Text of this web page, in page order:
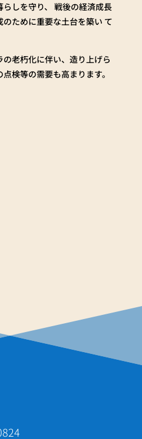
しを守り、 戦後の経済成長
ために重要な土台を築い て
老朽化に伴い、造り上げら
検等の需要も高まります。